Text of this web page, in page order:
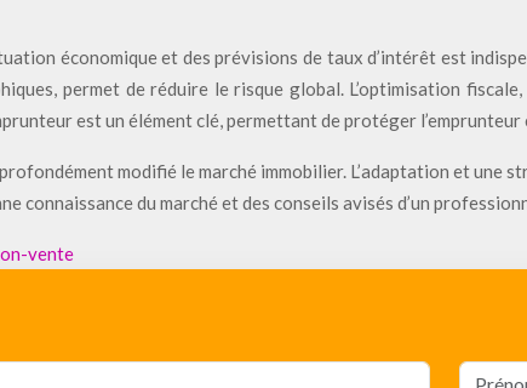
économique et des prévisions de taux d’intérêt est
permet de réduire le risque global. L’optimisation
est un élément clé, permettant de protéger l’emprunteur
modifié le marché immobilier. L’adaptation et
connaissance du marché et des conseils avisés d’un
vente